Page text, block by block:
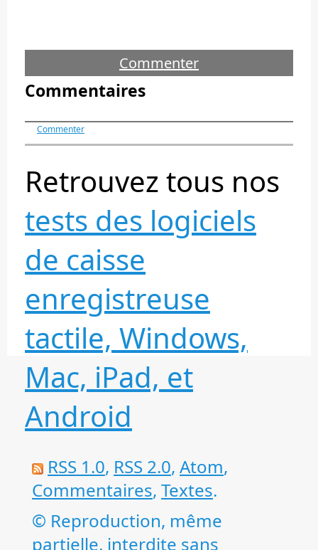
Commenter
Commentaires
Commenter
Retrouvez tous nos
tests des logiciels
de caisse
enregistreuse
tactile, Windows,
Mac, iPad, et
Android
RSS 1.0, RSS 2.0, Atom,
Commentaires, Textes.
© Reproduction, même
partielle, interdite sans